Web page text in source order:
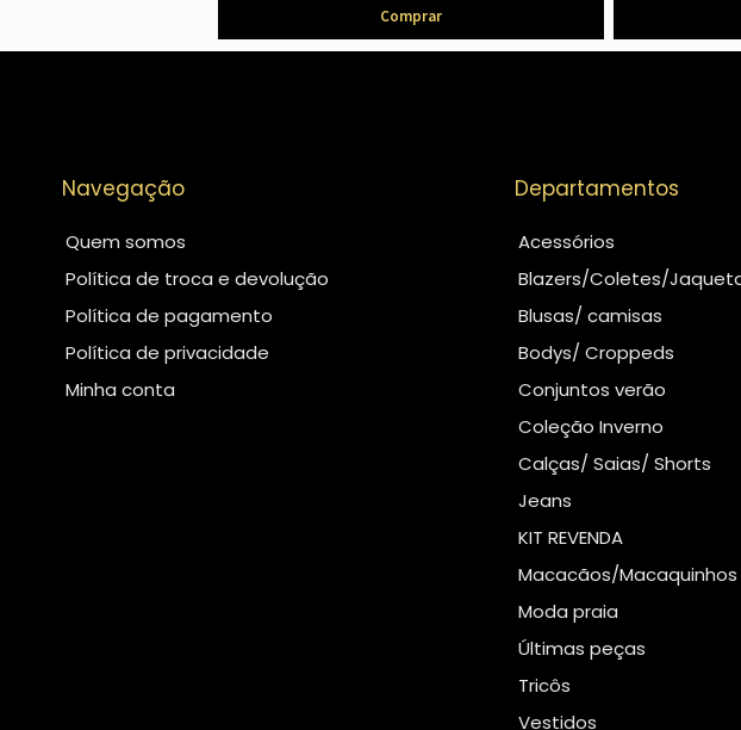
Comprar
Navegação
Quem somos
Política de troca e devolução
Política de pagamento
Política de privacidade
Minha conta
Departamentos
Acessórios
Blazers/Coletes/
Blusas/ camisas
Bodys/ Croppeds
Conjuntos verão
Coleção Inverno
Calças/ Saias/ Shorts
Jeans
KIT REVENDA
Macacãos/Macaquinhos
Moda praia
Últimas peças
Tricôs
Vestidos